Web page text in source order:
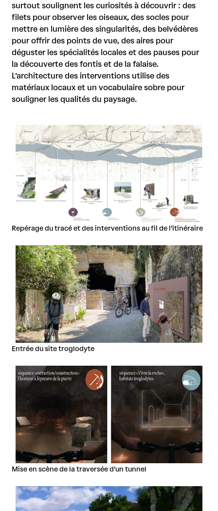
surtout soulignent les curiosités à découvrir : des
filets pour observer les oiseaux, des socles pour
mettre en lumière des singularités, des belvédères
pour offrir des points de vue, des aires pour
déguster les spécialités locales et des pauses pour
la découverte des fontis et de la falaise.
L’architecture des interventions utilise des
matériaux locaux et un vocabulaire sobre pour
souligner les qualités du paysage.
Repérage du tracé et des interventions au fil de l'itinéraire
Entrée du site troglodyte
Mise en scène de la traversée d'un tunnel